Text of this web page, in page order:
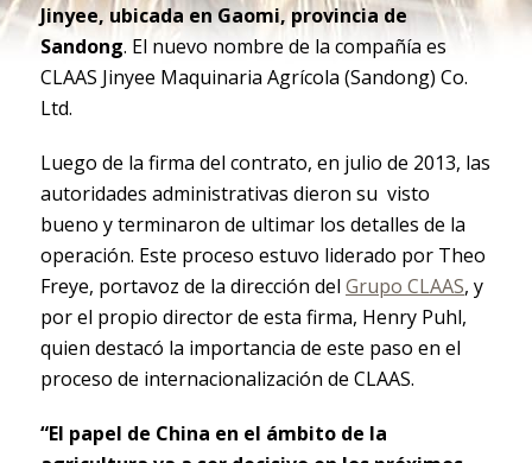
Jinyee, ubicada en Gaomi, provincia de
Sandong. El nuevo nombre de la compañía es
CLAAS Jinyee Maquinaria Agrícola (Sandong) Co.
Ltd.
Luego de la firma del contrato, en julio de 2013, las
autoridades administrativas dieron su visto
bueno y terminaron de ultimar los detalles de la
operación. Este proceso estuvo liderado por Theo
Freye, portavoz de la dirección del Grupo CLAAS, y
por el propio director de esta firma, Henry Puhl,
quien destacó la importancia de este paso en el
proceso de internacionalización de CLAAS.
“El papel de China en el ámbito de la